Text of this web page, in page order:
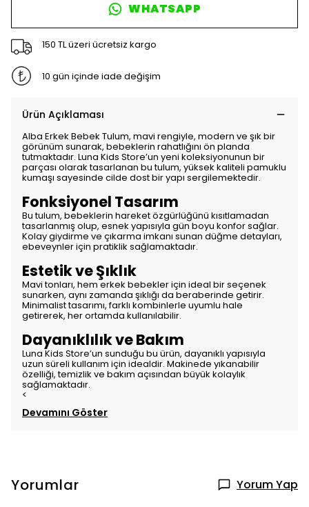
WHATSAPP
150 TL üzeri ücretsiz kargo
10 gün içinde iade değişim
Ürün Açıklaması
Alba Erkek Bebek Tulum, mavi rengiyle, modern ve şık bir
görünüm sunarak, bebeklerin rahatlığını ön planda
tutmaktadır. Luna Kids Store’un yeni koleksiyonunun bir
parçası olarak tasarlanan bu tulum, yüksek kaliteli pamuklu
kumaşı sayesinde cilde dost bir yapı sergilemektedir.
Fonksiyonel Tasarım
Bu tulum, bebeklerin hareket özgürlüğünü kısıtlamadan
tasarlanmış olup, esnek yapısıyla gün boyu konfor sağlar.
Kolay giydirme ve çıkarma imkanı sunan düğme detayları,
ebeveynler için pratiklik sağlamaktadır.
Estetik ve Şıklık
Mavi tonları, hem erkek bebekler için ideal bir seçenek
sunarken, aynı zamanda şıklığı da beraberinde getirir.
Minimalist tasarımı, farklı kombinlerle uyumlu hale
getirerek, her ortamda kullanılabilir.
Dayanıklılık ve Bakım
Luna Kids Store’un sunduğu bu ürün, dayanıklı yapısıyla
uzun süreli kullanım için idealdir. Makinede yıkanabilir
özelliği, temizlik ve bakım açısından büyük kolaylık
sağlamaktadır.
<
Devamını Göster
Yorumlar Yorum Yap